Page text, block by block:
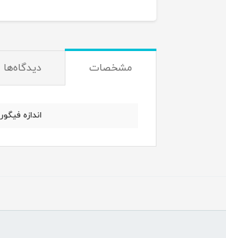
مشخصات دیدگاه‌ها
اندازه فیگور